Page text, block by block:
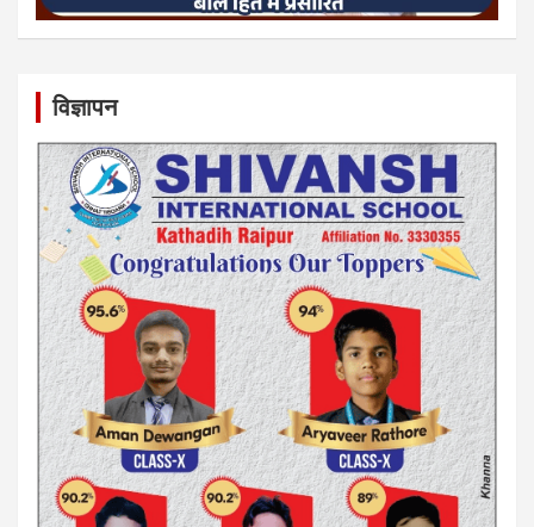
विज्ञापन